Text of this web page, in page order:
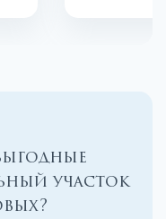
участок